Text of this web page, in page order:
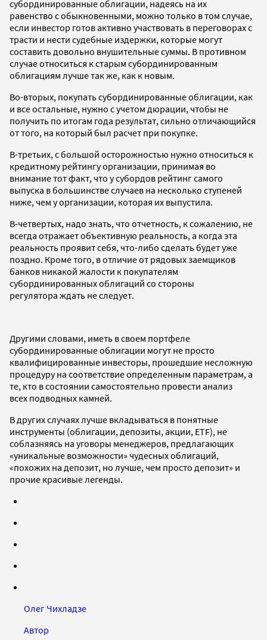
субординированные облигации, надеясь на их
равенство с обыкновенными, можно только в том случае,
если инвестор готов активно участвовать в переговорах с
трасти и нести судебные издержки, которые могут
составить довольно внушительные суммы. В противном
случае относиться к старым субординированным
облигациям лучше так же, как к новым.
Во-вторых, покупать субординированные облигации, как
и все остальные, нужно с учетом дюрации, чтобы не
получить по итогам года результат, сильно отличающийся
от того, на который был расчет при покупке.
В-третьих, с большой осторожностью нужно относиться к
кредитному рейтингу организации, принимая во
внимание тот факт, что у субордов рейтинг самого
выпуска в большинстве случаев на несколько ступеней
ниже, чем у организации, которая их выпустила.
В-четвертых, надо знать, что отчетность, к сожалению, не
всегда отражает объективную реальность, а когда эта
реальность проявит себя, что-либо сделать будет уже
поздно. Кроме того, в отличие от рядовых заемщиков
банков никакой жалости к покупателям
субординированных облигаций со стороны
регулятора ждать не следует.
Другими словами, иметь в своем портфеле
субординированные облигации могут не просто
квалифицированные инвесторы, прошедшие несложную
процедуру на соответствие определенным параметрам, а
те, кто в состоянии самостоятельно провести анализ
всех подводных камней.
В других случаях лучше вкладываться в понятные
инструменты (облигации, депозиты, акции, ETF), не
соблазняясь на уговоры менеджеров, предлагающих
«уникальные возможности» чудесных облигаций,
«похожих на депозит, но лучше, чем просто депозит» и
прочие красивые легенды.
Олег Чихладзе
Автор